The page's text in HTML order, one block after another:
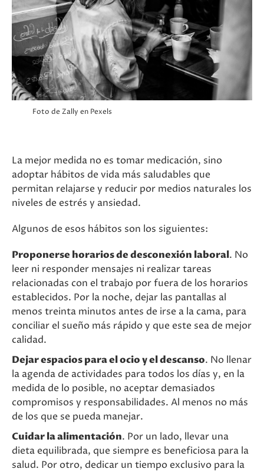
Foto de Zally en Pexels
La mejor medida no es tomar medicación, sino
adoptar hábitos de vida más saludables que
permitan relajarse y reducir por medios naturales los
niveles de estrés y ansiedad.
Algunos de esos hábitos son los siguientes:
Proponerse horarios de desconexión laboral. No
leer ni responder mensajes ni realizar tareas
relacionadas con el trabajo por fuera de los horarios
establecidos. Por la noche, dejar las pantallas al
menos treinta minutos antes de irse a la cama, para
conciliar el sueño más rápido y que este sea de mejor
calidad.
Dejar espacios para el ocio y el descanso. No llenar
la agenda de actividades para todos los días y, en la
medida de lo posible, no aceptar demasiados
compromisos y responsabilidades. Al menos no más
de los que se pueda manejar.
Cuidar la alimentación. Por un lado, llevar una
dieta equilibrada, que siempre es beneficiosa para la
salud. Por otro, dedicar un tiempo exclusivo para la